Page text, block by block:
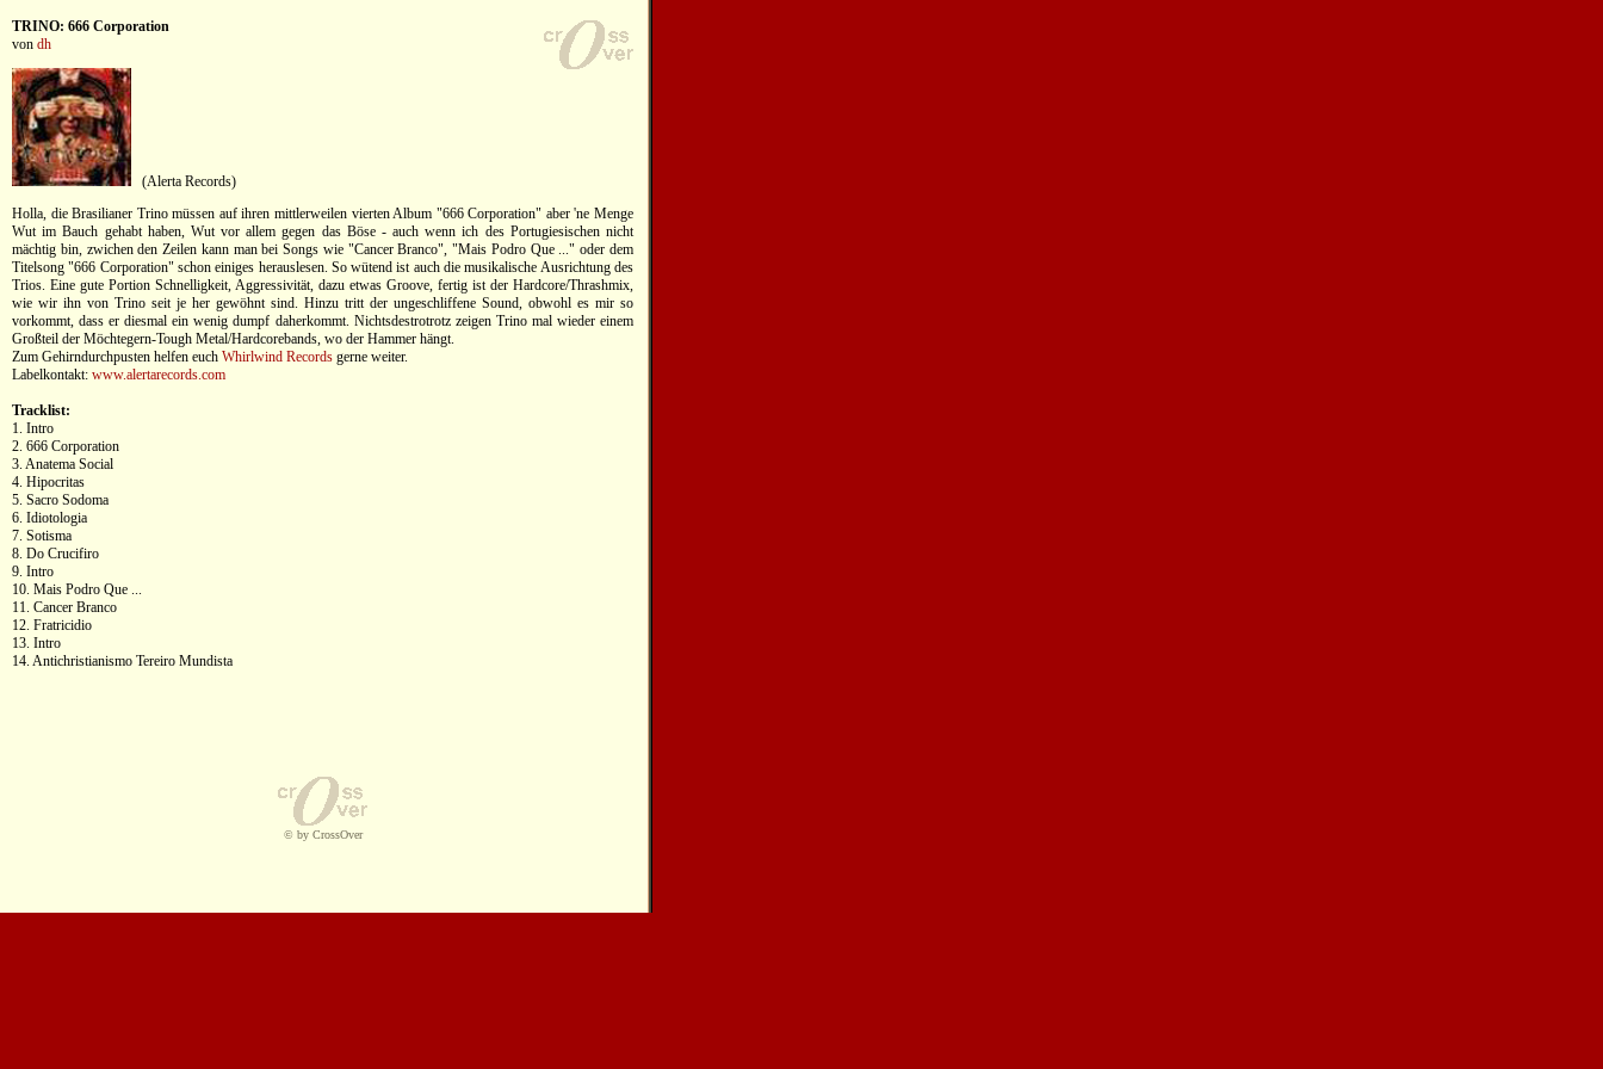
TRINO: 666 Corporation
von dh
(Alerta Records)
Holla, die Brasilianer Trino müssen auf ihren mittlerweilen vierten Album "666 Corporation" aber 'ne Menge
Wut im Bauch gehabt haben, Wut vor allem gegen das Böse - auch wenn ich des Portugiesischen nicht
mächtig bin, zwichen den Zeilen kann man bei Songs wie "Cancer Branco", "Mais Podro Que ..." oder dem
Titelsong "666 Corporation" schon einiges herauslesen. So wütend ist auch die musikalische Ausrichtung des
Trios. Eine gute Portion Schnelligkeit, Aggressivität, dazu etwas Groove, fertig ist der Hardcore/Thrashmix,
wie wir ihn von Trino seit je her gewöhnt sind. Hinzu tritt der ungeschliffene Sound, obwohl es mir so
vorkommt, dass er diesmal ein wenig dumpf daherkommt. Nichtsdestrotrotz zeigen Trino mal wieder einem
Großteil der Möchtegern-Tough Metal/Hardcorebands, wo der Hammer hängt.
Zum Gehirndurchpusten helfen euch Whirlwind Records gerne weiter.
Labelkontakt: www.alertarecords.com
Tracklist:
1. Intro
2. 666 Corporation
3. Anatema Social
4. Hipocritas
5. Sacro Sodoma
6. Idiotologia
7. Sotisma
8. Do Crucifiro
9. Intro
10. Mais Podro Que ...
11. Cancer Branco
12. Fratricidio
13. Intro
14. Antichristianismo Tereiro Mundista
© by CrossOver